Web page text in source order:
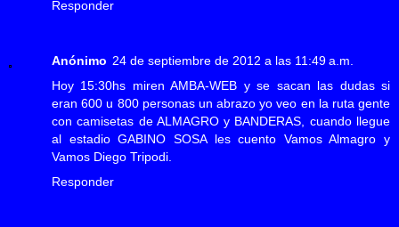
Responder
Anónimo 24 de septiembre de 2012 a las 11:49 a.m.
Hoy 15:30hs miren AMBA-WEB y se sacan las dudas si
eran 600 u 800 personas un abrazo yo veo en la ruta gente
con camisetas de ALMAGRO y BANDERAS, cuando llegue
al estadio GABINO SOSA les cuento Vamos Almagro y
Vamos Diego Tripodi.
Responder